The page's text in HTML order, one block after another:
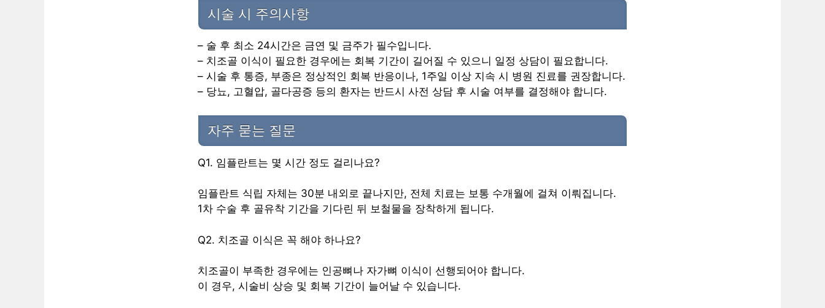
시술 시 주의사항
– 술 후 최소 24시간은 금연 및 금주가 필수입니다.
– 치조골 이식이 필요한 경우에는 회복 기간이 길어질 수 있으니 일정 상담이 필요합니다.
– 시술 후 통증, 부종은 정상적인 회복 반응이나, 1주일 이상 지속 시 병원 진료를 권장합니다.
– 당뇨, 고혈압, 골다공증 등의 환자는 반드시 사전 상담 후 시술 여부를 결정해야 합니다.
자주 묻는 질문
Q1. 임플란트는 몇 시간 정도 걸리나요?
임플란트 식립 자체는 30분 내외로 끝나지만, 전체 치료는 보통 수개월에 걸쳐 이뤄집니다.
1차 수술 후 골유착 기간을 기다린 뒤 보철물을 장착하게 됩니다.
Q2. 치조골 이식은 꼭 해야 하나요?
치조골이 부족한 경우에는 인공뼈나 자가뼈 이식이 선행되어야 합니다.
이 경우, 시술비 상승 및 회복 기간이 늘어날 수 있습니다.